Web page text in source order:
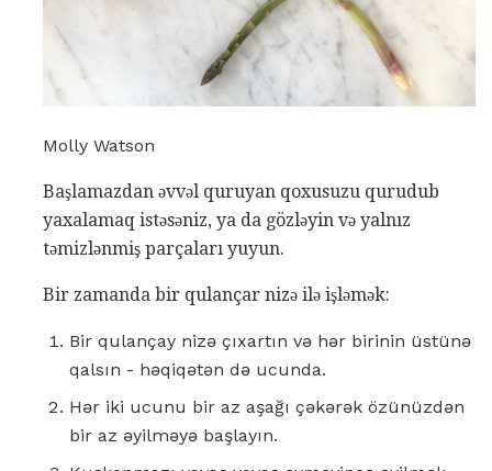
Molly Watson
Başlamazdan əvvəl quruyan qoxusuzu qurudub
yaxalamaq istəsəniz, ya da gözləyin və yalnız
təmizlənmiş parçaları yuyun.
Bir zamanda bir qulançar nizə ilə işləmək:
Bir qulançay nizə çıxartın və hər birinin üstünə
qalsın - həqiqətən də ucunda.
Hər iki ucunu bir az aşağı çəkərək özünüzdən
bir az əyilməyə başlayın.